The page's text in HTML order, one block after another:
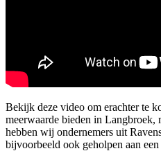
Bekijk deze video om erachter te
meerwaarde bieden in Langbroek,
hebben wij ondernemers uit
bijvoorbeeld ook geholpen aan een